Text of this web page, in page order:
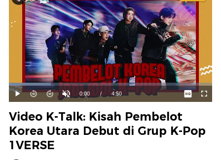
Mainkan
Suara
Hidup
Waktu
ini
0:00 / Durasi
4:50
Dimuat:
20.56%
Video K-Talk: Kisah Pembelot
Korea Utara Debut di Grup K-Pop
1VERSE